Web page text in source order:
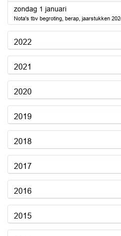
zondag 1 januari2023
Nota's tbv begroting, berap, jaarstukken
2022
2021
2020
2019
2018
2017
2016
2015